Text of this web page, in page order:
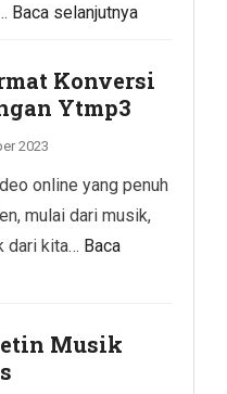
Baca selanjutnya
Konversi
Ytmp3
2023
online yang penuh
mulai dari musik,
dari kita… Baca
Musik